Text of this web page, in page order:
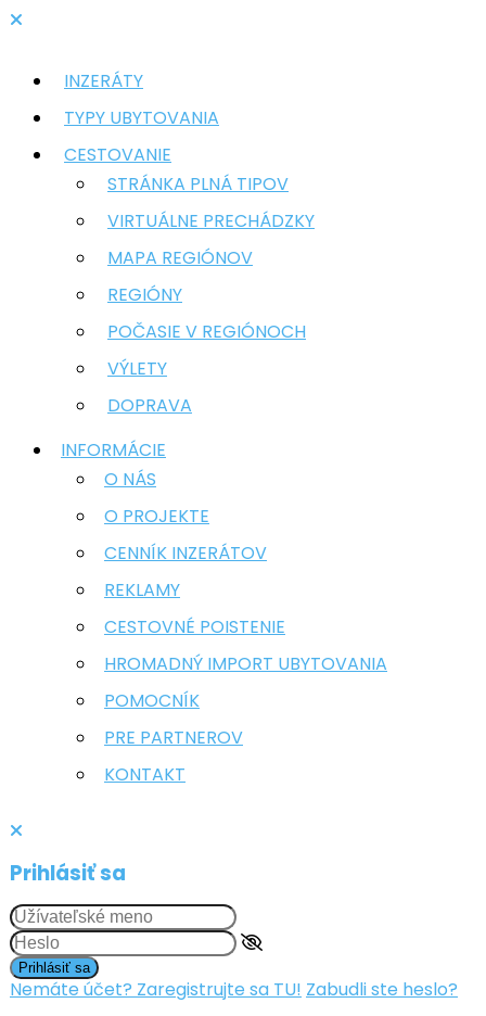
INZERÁTY
TYPY UBYTOVANIA
CESTOVANIE
STRÁNKA PLNÁ TIPOV
VIRTUÁLNE PRECHÁDZKY
MAPA REGIÓNOV
REGIÓNY
POČASIE V REGIÓNOCH
VÝLETY
DOPRAVA
INFORMÁCIE
O NÁS
O PROJEKTE
CENNÍK INZERÁTOV
REKLAMY
CESTOVNÉ POISTENIE
HROMADNÝ IMPORT UBYTOVANIA
POMOCNÍK
PRE PARTNEROV
KONTAKT
Prihlásiť sa
Prihlásiť sa
Nemáte účet? Zaregistrujte sa TU! Zabudli ste heslo?